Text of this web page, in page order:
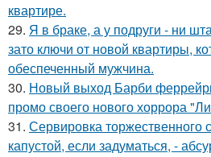
квартире.
29. Я в браке, а у подруги - ни
зато ключи от новой квартиры,
обеспеченный мужчина.
30. Новый выход Барби
промо своего нового хоррора
31. Сервировка
капустой, если задуматься, -